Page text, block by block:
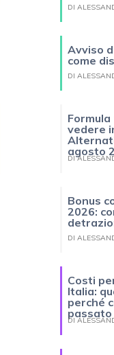
DI
Avviso
come
DI
Formula
vedere
agosto
DI
Bonus
2026:
DI
Costi
Italia:
perché
passato
DI